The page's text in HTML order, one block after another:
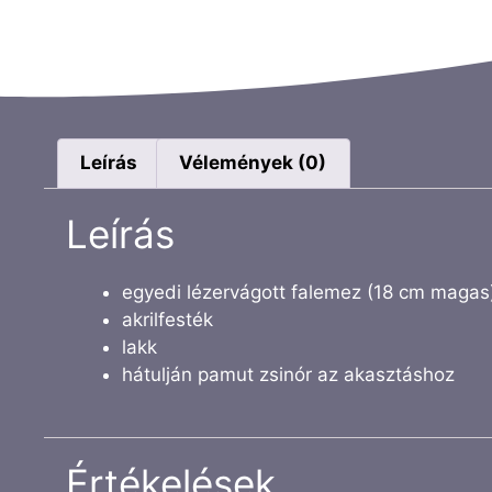
Leírás Vélemények (0)
Leírás
egyedi lézervágott falemez (18 cm
akrilfesték
lakk
hátulján pamut zsinór az akasztáshoz